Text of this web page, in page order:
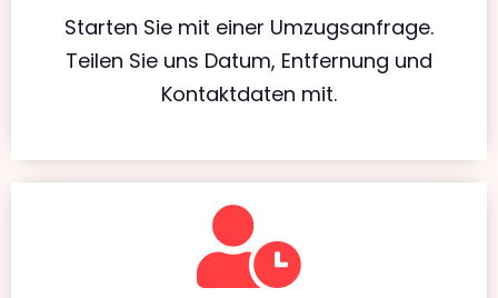
Starten Sie mit einer Umzugsanfrage.
Teilen Sie uns Datum, Entfernung und
Kontaktdaten mit.